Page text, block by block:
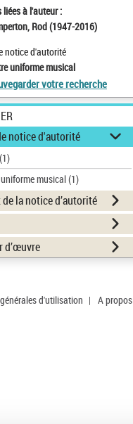
à l'auteur :
Rod (1947-2016)
notice d'autorité
uniforme musical
votre recherche
notice d'autorité
(1)
musical(1)
la notice d’autorité
d’œuvre
d'utilisation | A propos